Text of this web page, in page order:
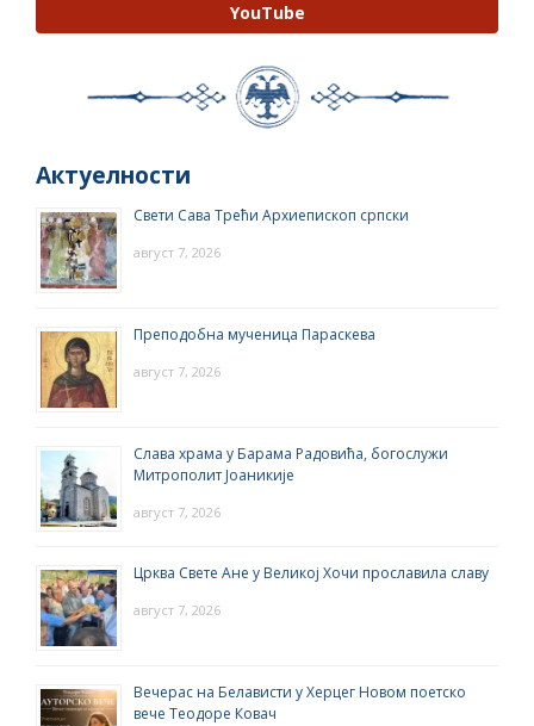
YouTube
Актуелности
Свети Сава Трећи Архиепископ српски
август 7, 2026
Преподобна мученица Параскева
август 7, 2026
Слава храма у Барама Радовића, богослужи
Митрополит Јоаникије
август 7, 2026
Црква Свете Ане у Великој Хочи прославила славу
август 7, 2026
Вечерас на Белависти у Херцег Новом поетско
вече Теодоре Ковач